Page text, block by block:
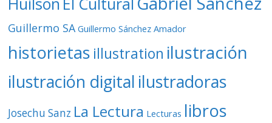
Guillermo SA Guillermo Sánchez Amador
historietas illustration ilustración
ilustración digital ilustradoras
Josechu Sanz La Lectura Lecturas libros